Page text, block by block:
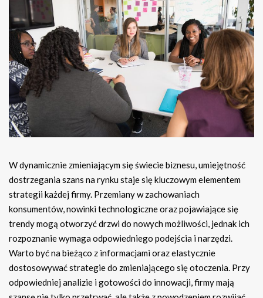
W dynamicznie zmieniającym się świecie biznesu, umiejętność
dostrzegania szans na rynku staje się kluczowym elementem
strategii każdej firmy. Przemiany w zachowaniach
konsumentów, nowinki technologiczne oraz pojawiające się
trendy mogą otworzyć drzwi do nowych możliwości, jednak ich
rozpoznanie wymaga odpowiedniego podejścia i narzędzi.
Warto być na bieżąco z informacjami oraz elastycznie
dostosowywać strategie do zmieniającego się otoczenia. Przy
odpowiedniej analizie i gotowości do innowacji, firmy mają